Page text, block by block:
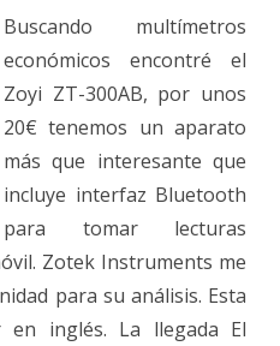
Buscando multímetros
económicos encontré el
Zoyi ZT-300AB, por unos
20€ tenemos un aparato
más que interesante que
incluye interfaz Bluetooth
para tomar lecturas
Zotek Instruments me
para su análisis. Esta
inglés. La llegada El